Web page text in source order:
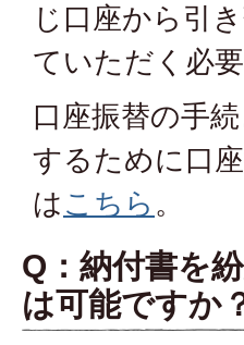
じ口座から引
ていただく必
口座振替の手
するために口
はこちら 。
Q：納付書を
は可能ですか